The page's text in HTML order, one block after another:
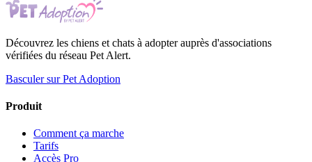
Découvrez les chiens et chats à adopter auprès d'associations
vérifiées du réseau Pet Alert.
Basculer sur Pet Adoption
Produit
Comment ça marche
Tarifs
Accès Pro